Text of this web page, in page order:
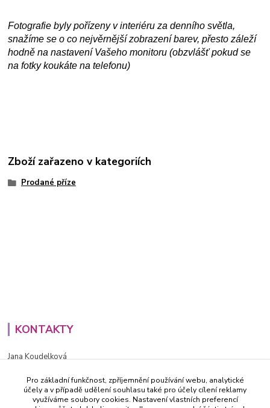
Fotografie byly pořízeny v interiéru za denního světla,
snažíme se o co nejvěrnější zobrazení barev, přesto záleží
hodně na nastavení Vašeho monitoru (obzvlášť pokud se
na fotky koukáte na telefonu)
Zboží zařazeno v kategoriích
Prodané příze
KONTAKTY
Jana Koudelková
PO - PÁ (8-16h)
info@decida.cz
Pro základní funkčnost, zpříjemnění používání webu, analytické
účely a v případě udělení souhlasu také pro účely cílení reklamy
využíváme soubory cookies. Nastavení vlastních preferencí